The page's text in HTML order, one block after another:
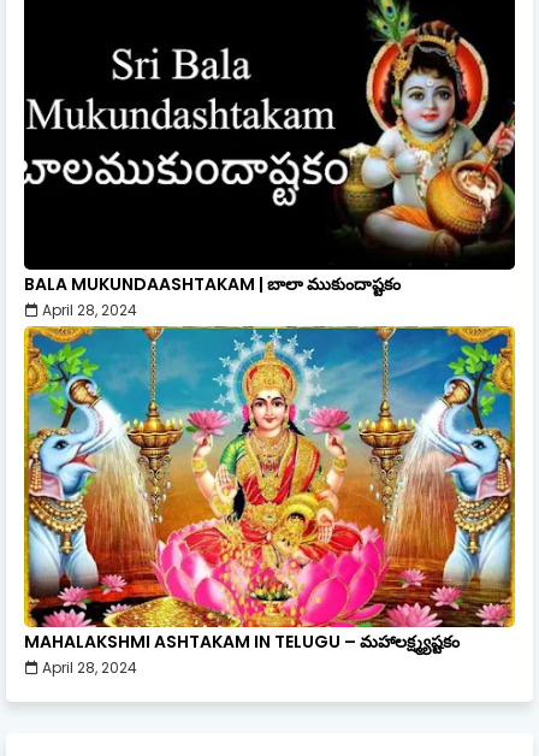
BALA MUKUNDAASHTAKAM | బాలా ముకుందాష్టకం
April 28, 2024
MAHALAKSHMI ASHTAKAM IN TELUGU – మహాలక్ష్మ్యష్టకం
April 28, 2024